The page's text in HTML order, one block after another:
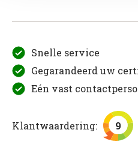
Snelle service
Gegarandeerd uw
Eén vast
Klantwaardering: 9